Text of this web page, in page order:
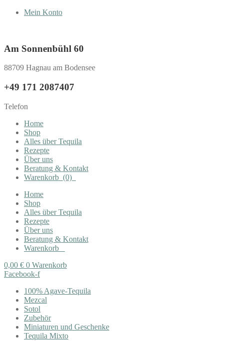
Mein Konto
Am Sonnenbühl 60
88709 Hagnau am Bodensee
+49 171 2087407
Telefon
Home
Shop
Alles über Tequila
Rezepte
Über uns
Beratung & Kontakt
Warenkorb (0)
Home
Shop
Alles über Tequila
Rezepte
Über uns
Beratung & Kontakt
Warenkorb
0,00 € 0 Warenkorb
Facebook-f
100% Agave-Tequila
Mezcal
Sotol
Zubehör
Miniaturen und Geschenke
Tequila Mixto